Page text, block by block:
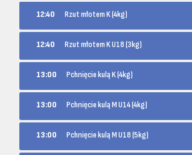
12:40 Rzut młotem K (4kg)
12:40 Rzut młotem K U18 (3kg)
13:00 Pchnięcie kulą K (4kg)
13:00 Pchnięcie kulą M U14 (4kg)
13:00 Pchnięcie kulą M U18 (5kg)